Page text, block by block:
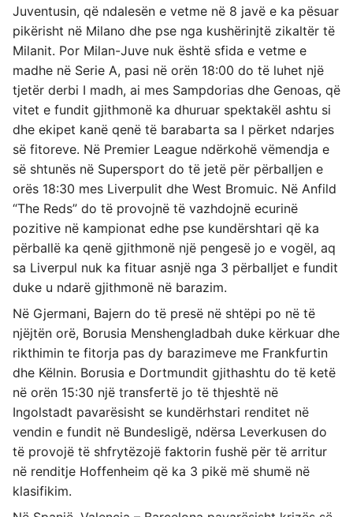
Juventusin, që ndalesën e vetme në 8 javë e ka pësuar
pikërisht në Milano dhe pse nga kushërinjtë zikaltër të
Milanit. Por Milan-Juve nuk është sfida e vetme e
madhe në Serie A, pasi në orën 18:00 do të luhet një
tjetër derbi I madh, ai mes Sampdorias dhe Genoas, që
vitet e fundit gjithmonë ka dhuruar spektakël ashtu si
dhe ekipet kanë qenë të barabarta sa I përket ndarjes
së fitoreve. Në Premier League ndërkohë vëmendja e
së shtunës në Supersport do të jetë për përballjen e
orës 18:30 mes Liverpulit dhe West Bromuic. Në Anfild
“The Reds” do të provojnë të vazhdojnë ecurinë
pozitive në kampionat edhe pse kundërshtari që ka
përballë ka qenë gjithmonë një pengesë jo e vogël, aq
sa Liverpul nuk ka fituar asnjë nga 3 përballjet e fundit
duke u ndarë gjithmonë në barazim.
Në Gjermani, Bajern do të presë në shtëpi po në të
njëjtën orë, Borusia Menshengladbah duke kërkuar dhe
rikthimin te fitorja pas dy barazimeve me Frankfurtin
dhe Këlnin. Borusia e Dortmundit gjithashtu do të ketë
në orën 15:30 një transfertë jo të thjeshtë në
Ingolstadt pavarësisht se kundërhstari renditet në
vendin e fundit në Bundesligë, ndërsa Leverkusen do
të provojë të shfrytëzojë faktorin fushë për të arritur
në renditje Hoffenheim që ka 3 pikë më shumë në
klasifikim.